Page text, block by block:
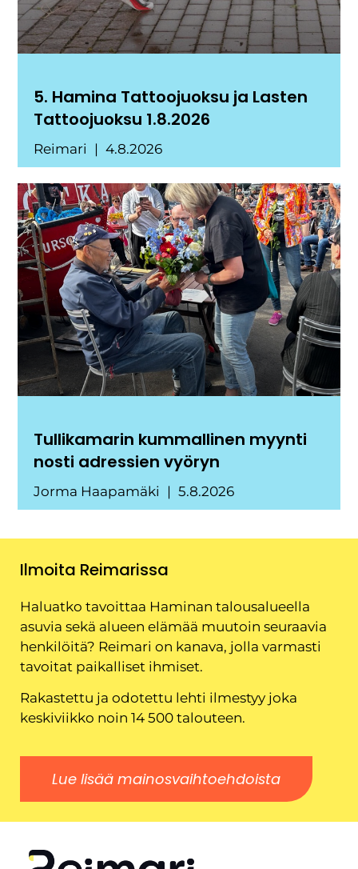
5. Hamina Tattoojuoksu ja Lasten
Tattoojuoksu 1.8.2026
Reimari 4.8.2026
Tullikamarin kummallinen myynti
nosti adressien vyöryn
Jorma Haapamäki 5.8.2026
Ilmoita Reimarissa
Haluatko tavoittaa Haminan talousalueella
asuvia sekä alueen elämää muutoin seuraavia
henkilöitä? Reimari on kanava, jolla varmasti
tavoitat paikalliset ihmiset.
Rakastettu ja odotettu lehti ilmestyy joka
keskiviikko noin 14 500 talouteen.
Lue lisää mainosvaihtoehdoista